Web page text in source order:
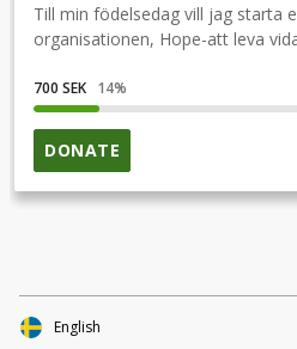
Till min födelsedag vill jag starta
organisationen, Hope-att leva
anhöriga till självmord.
700 SEK 14%
DONATE
English